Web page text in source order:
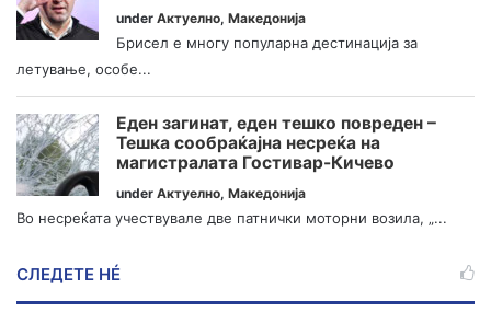
under Актуелно, Македонија
Брисел е многу популарна дестинација за
летување, особе...
Еден загинат, еден тешко повреден –
Тешка сообраќајна несреќа на
магистралата Гостивар-Кичево
under Актуелно, Македонија
Во несреќата учествувале две патнички моторни возила, „...
СЛЕДЕТЕ НÉ